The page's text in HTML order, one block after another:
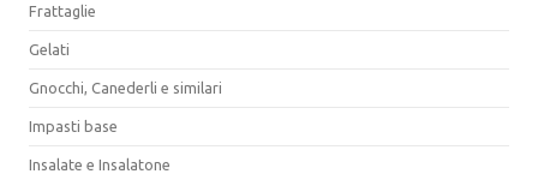
Frattaglie
Gelati
Gnocchi, Canederli e similari
Impasti base
Insalate e Insalatone